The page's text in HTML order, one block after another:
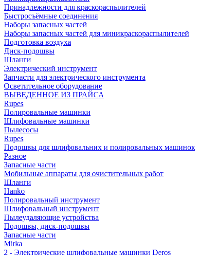
Принадлежности для краскораспылителей
Быстросъёмные соединения
Наборы запасных частей
Наборы запасных частей для миникраскораспылителей
Подготовка воздуха
Диск-подошвы
Шланги
Электрический инструмент
Запчасти для электрического инструмента
Осветительное оборудование
ВЫВЕДЕННОЕ ИЗ ПРАЙСА
Rupes
Полировальные машинки
Шлифовальные машинки
Пылесосы
Rupes
Подошвы для шлифовальних и полировальных машинок
Разное
Запасные части
Мобильные аппараты для очистительных работ
Шланги
Hanko
Полировальный инструмент
Шлифовальный инструмент
Пылеудаляющие устройства
Подошвы, диск-подошвы
Запасные части
Mirka
2 - Электрические шлифовальные машинки Deros